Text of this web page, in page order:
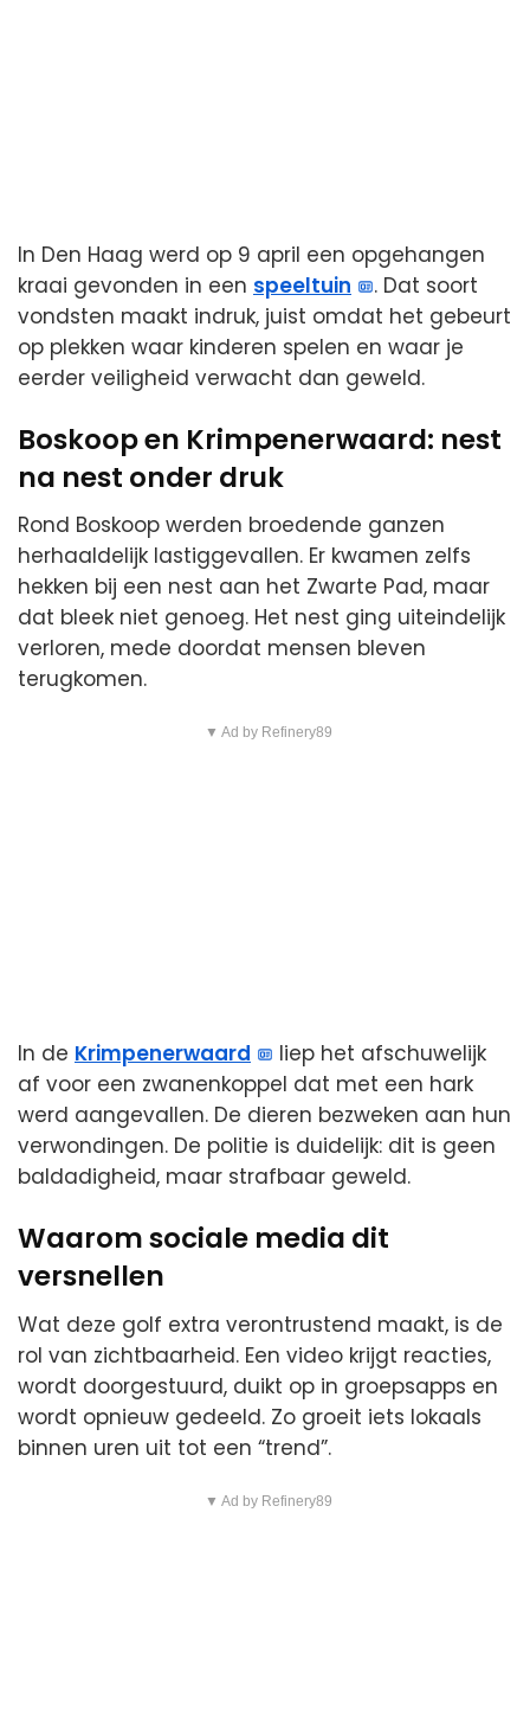
In Den Haag werd op 9 april een opgehangen
kraai gevonden in een speeltuin
. Dat soort
vondsten maakt indruk, juist omdat het gebeurt
op plekken waar kinderen spelen en waar je
eerder veiligheid verwacht dan geweld.
Boskoop en Krimpenerwaard: nest
na nest onder druk
Rond Boskoop werden broedende ganzen
herhaaldelijk lastiggevallen. Er kwamen zelfs
hekken bij een nest aan het Zwarte Pad, maar
dat bleek niet genoeg. Het nest ging uiteindelijk
verloren, mede doordat mensen bleven
terugkomen.
▼ Ad by Refinery89
In de Krimpenerwaard
liep het afschuwelijk
af voor een zwanenkoppel dat met een hark
werd aangevallen. De dieren bezweken aan hun
verwondingen. De politie is duidelijk: dit is geen
baldadigheid, maar strafbaar geweld.
Waarom sociale media dit
versnellen
Wat deze golf extra verontrustend maakt, is de
rol van zichtbaarheid. Een video krijgt reacties,
wordt doorgestuurd, duikt op in groepsapps en
wordt opnieuw gedeeld. Zo groeit iets lokaals
binnen uren uit tot een “trend”.
▼ Ad by Refinery89